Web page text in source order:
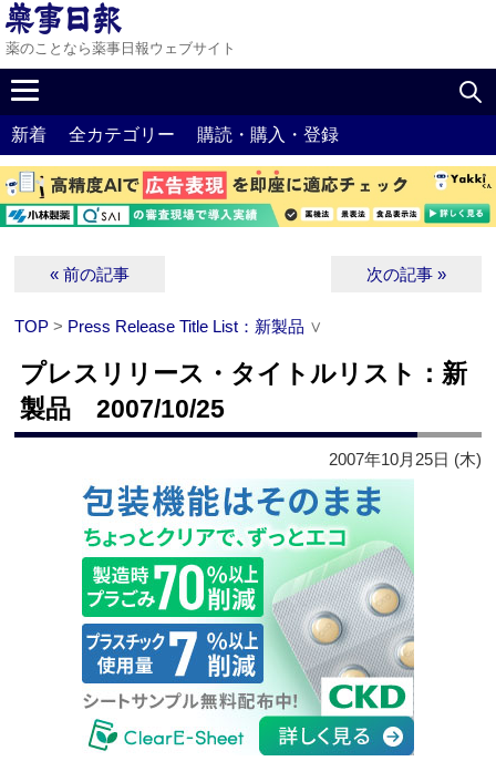
薬のことなら薬事日報ウェブサイト
新着 全カテゴリー 購読・購入・登録
« 前の記事 次の記事 »
TOP > Press Release Title List：新製品 ∨
プレスリリース・タイトルリスト：新
製品 2007/10/25
2007年10月25日 (木)